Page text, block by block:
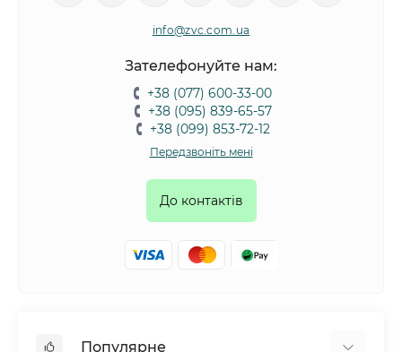
info@zvc.com.ua
Зателефонуйте нам:
+38 (077) 600-33-00
+38 (095) 839-65-57
+38 (099) 853-72-12
Передзвоніть мені
До контактів
Популярне